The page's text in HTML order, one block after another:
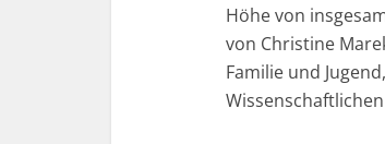
Höhe von
von Christine
Familie und